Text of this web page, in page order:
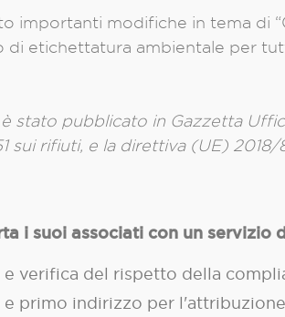
importanti modifiche in tema di
etichettatura ambientale per
è stato pubblicato in Gazzetta
sui rifiuti, e la direttiva (UE)
i suoi associati con un servizio
verifica del rispetto della
e primo indirizzo per